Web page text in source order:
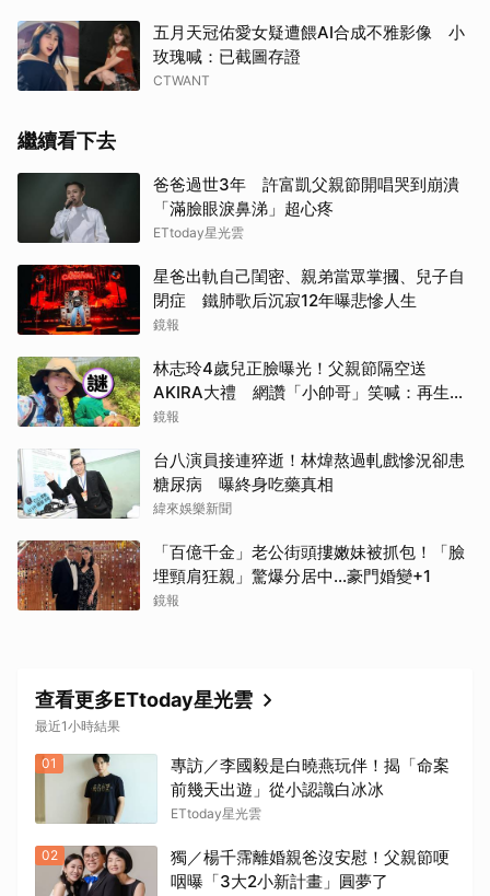
五月天冠佑愛女疑遭餵AI合成不雅影像 小
玫瑰喊：已截圖存證
CTWANT
繼續看下去
爸爸過世3年 許富凱父親節開唱哭到崩潰
「滿臉眼淚鼻涕」超心疼
ETtoday星光雲
星爸出軌自己閨密、親弟當眾掌摑、兒子自
閉症 鐵肺歌后沉寂12年曝悲慘人生
鏡報
林志玲4歲兒正臉曝光！父親節隔空送
AKIRA大禮 網讚「小帥哥」笑喊：再生一
個
鏡報
台八演員接連猝逝！林煒熬過軋戲慘況卻患
糖尿病 曝終身吃藥真相
緯來娛樂新聞
「百億千金」老公街頭摟嫩妹被抓包！「臉
埋頸肩狂親」驚爆分居中...豪門婚變+1
鏡報
查看更多ETtoday星光雲
最近1小時結果
01
專訪／李國毅是白曉燕玩伴！揭「命案
前幾天出遊」從小認識白冰冰
ETtoday星光雲
02
獨／楊千霈離婚親爸沒安慰！父親節哽
咽曝「3大2小新計畫」圓夢了